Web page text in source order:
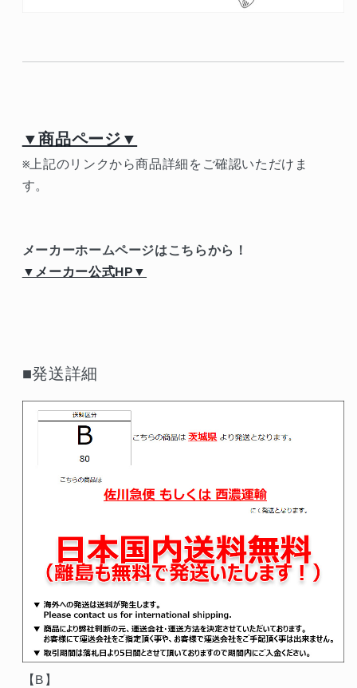
▼商品ページ▼
※上記のリンクから商品詳細をご確認いただけま
す。
メーカーホームページはこちらから！
▼メーカー公式HP▼
■発送詳細
【B】